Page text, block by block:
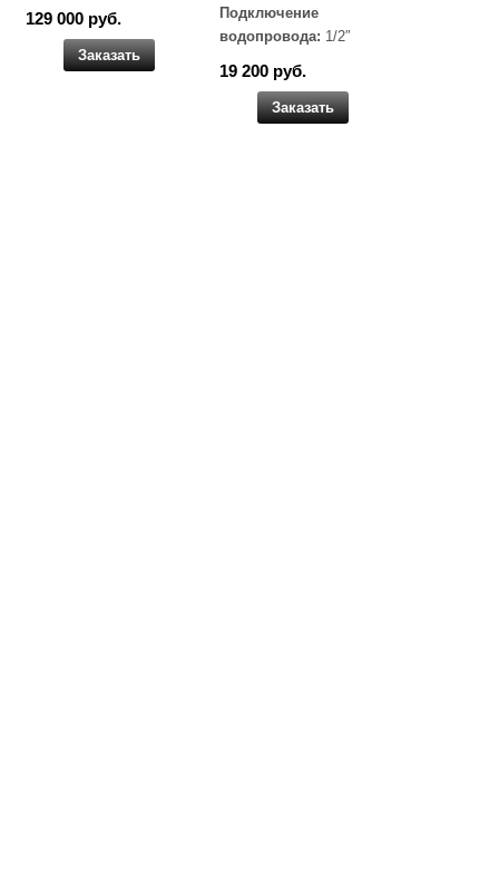
129 000 руб.
Заказать
Подключение
водопровода: 1/2″
19 200 руб.
Заказать